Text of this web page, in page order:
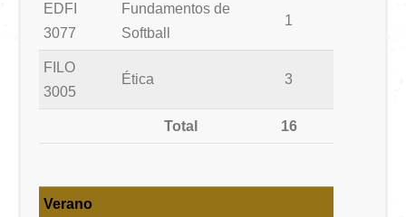
EDFI
3077
Fundamentos de
Softball
1
FILO
3005
Ética 3
Total 16
Verano